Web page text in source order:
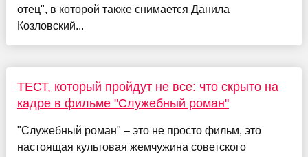
отец", в которой также снимается Данила
Козловский...
ТЕСТ, который пройдут не все: что скрыто на
кадре в фильме "Служебный роман"
"Служебный роман" – это не просто фильм, это
настоящая культовая жемчужина советского